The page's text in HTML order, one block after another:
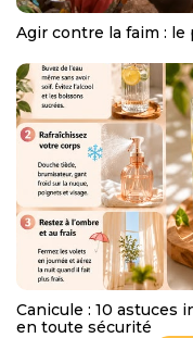
Agir contre la faim : le
Canicule : 10 astuces
en toute sécurité